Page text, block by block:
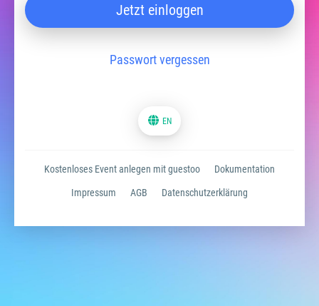
Jetzt einloggen
Passwort vergessen
EN
Kostenloses Event anlegen mit guestoo Dokumentation
Impressum AGB Datenschutzerklärung